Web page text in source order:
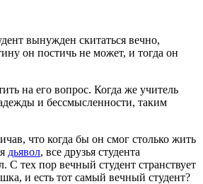
вынужден скитаться вечно,
он постичь не может, и тогда он
на его вопрос. Когда же учитель
и бессмысленности, таким
что когда бы он смог столько жить
дьявол, все друзья студента
С тех пор вечный студент странствует
и есть тот самый вечный студент?